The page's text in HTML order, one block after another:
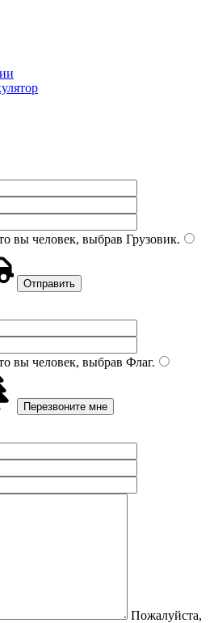
вы человек, выбрав Грузовик.
вы человек, выбрав Флаг.
Пожалуйста,